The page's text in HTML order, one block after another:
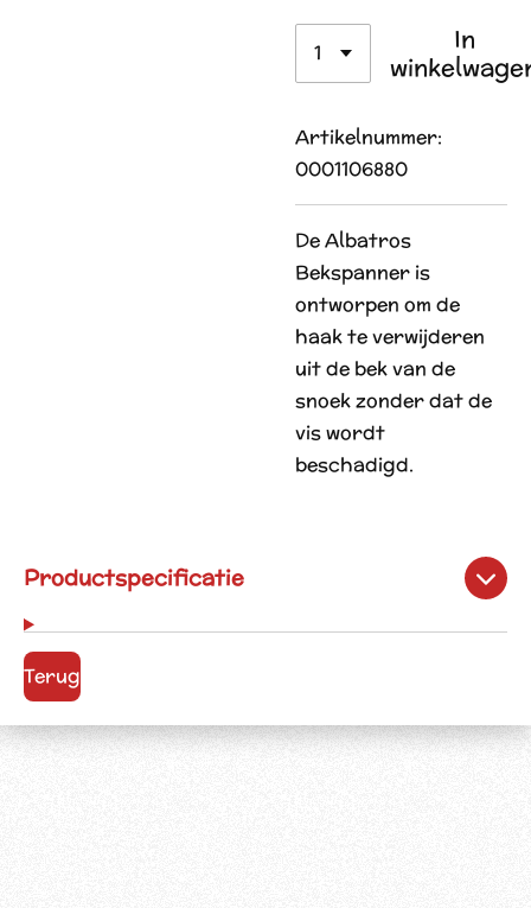
In
Artikelnummer:
0001106880
De Albatros
Bekspanner is
ontworpen om de
haak te verwijderen
uit de bek van de
snoek zonder dat de
vis wordt
beschadigd.
Productspecificatie
Terug